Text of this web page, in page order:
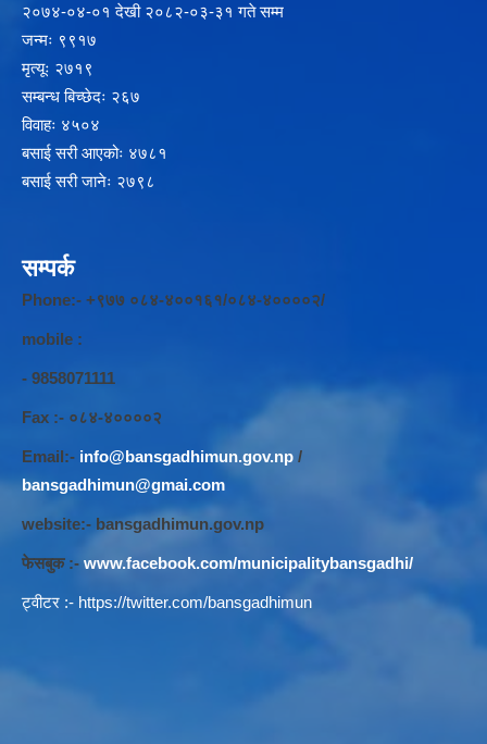
२‍०७४-०४-०१ देखी २०८२-०३-३१ गते सम्म
जन्मः ९९१७
मृत्यूः २७१९
सम्बन्ध बिच्छेदः २६७
विवाहः ४५०४
बसाई सरी आएकोः ४७८१
बसाई सरी जानेः २७९८
सम्पर्क
Phone:- +९७७ ०८४-४००१६१/०८४-४००००२/
mobile :
- 9858071111
Fax :- ०८४-४००००२
Email:- info@bansgadhimun.gov.np /
bansgadhimun@gmai.com
website:- bansgadhimun.gov.np
फेसबुक :- www.facebook.com/municipalitybansgadhi/
ट्वीटर :- https://twitter.com/bansgadhimun